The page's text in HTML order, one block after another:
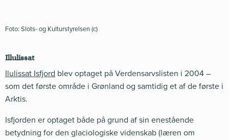
Foto: Slots- og Kulturstyrelsen (c)
Illulissat
Ilulissat Isfjord blev optaget på Verdensarvslisten i 2004 –
som det første område i Grønland og samtidig et af de første i
Arktis.
Isfjorden er optaget både på grund af sin enestående
betydning for den glaciologiske videnskab (læren om